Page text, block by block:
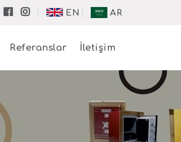
EN AR
Referanslar İletişim